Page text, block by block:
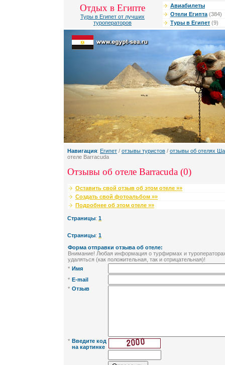
Отдых в Египте
Туры в Египет от лучших
туроператоров
Авиабилеты
Отели Египта (384)
Туры в Египет (9)
Навигация: Египет / отзывы туристов / отзывы об отелях
отеле Barracuda
Отзывы об отеле Barracuda (0)
Оставить свой отзыв об этом отеле »»
Создать свой фотоальбом »»
Подробнее об этом отеле »»
Страницы: 1
Страницы: 1
Форма отправки отзыва об отеле:
Внимание! Любая информация о турфирмах и
удаляться (как положительная, так и отрицательная)!
* Имя
* E-mail
* Отзыв
* Введите код
на картинке